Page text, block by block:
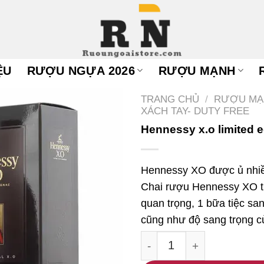
RƯỢU NGỰA 2026 RƯỢU MẠNH
TRANG CHỦ / RƯỢU
XÁCH TAY- DUTY FREE
Hennessy x.o limited
Hennessy XO được ủ
Chai rượu Hennessy XO
quan trọng, 1 bữa tiệc
cũng như độ sang trọng
Hennessy x.o limited